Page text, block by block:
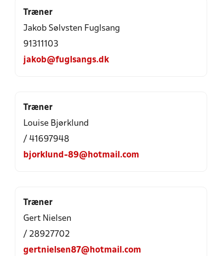
Træner
Jakob Sølvsten Fuglsang
91311103
jakob@fuglsangs.dk
Træner
Louise Bjørklund
/ 41697948
bjorklund-89@hotmail.com
Træner
Gert Nielsen
/ 28927702
gertnielsen87@hotmail.com